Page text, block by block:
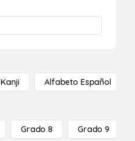
Kanji Alfabeto Español
Grado 8 Grado 9